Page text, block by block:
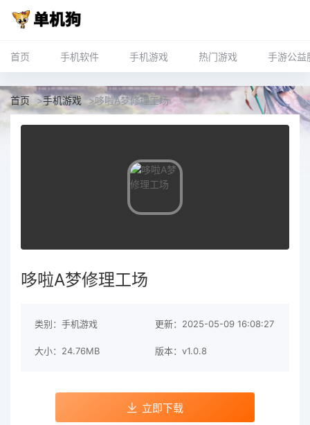
首页 手机软件 手机游戏 热门游戏 手游公益
首页 >手机游戏 >哆啦A梦修理工场
哆啦A梦修理工场
类别：手机游戏 更新：2025-05-09 16:08:27
大小：24.76MB 版本：v1.0.8
立即下载